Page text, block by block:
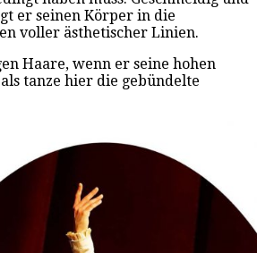
er seinen Körper in die
voller ästhetischer Linien.
Haare, wenn er seine hohen
tanze hier die gebündelte